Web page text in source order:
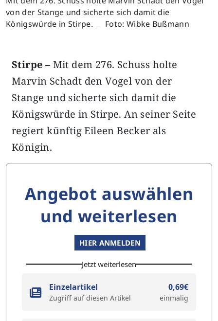
von der Stange und sicherte sich damit die
Königswürde in Stirpe. ﹘ Foto: Wibke Bußmann
Stirpe – Mit dem 276. Schuss holte
Marvin Schadt den Vogel von der
Stange und sicherte sich damit die
Königswürde in Stirpe. An seiner Seite
regiert künftig Eileen Becker als
Königin.
Angebot auswählen
und weiterlesen
HIER ANMELDEN
Jetzt weiterlesen
Einzelartikel
Zugriff auf diesen Artikel
0,69€
einmalig